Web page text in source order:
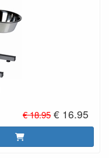
€ 18.95 € 16.95